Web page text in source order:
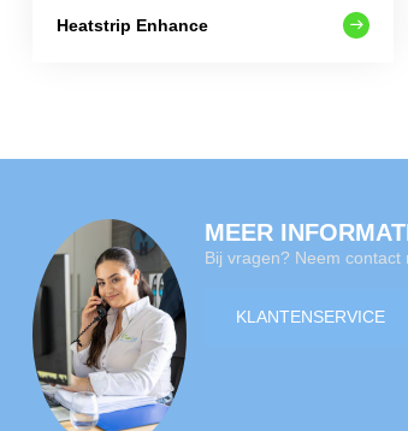
Heatstrip Enhance
MEER
Bij vragen? Neem contact
KLANTENSERVICE